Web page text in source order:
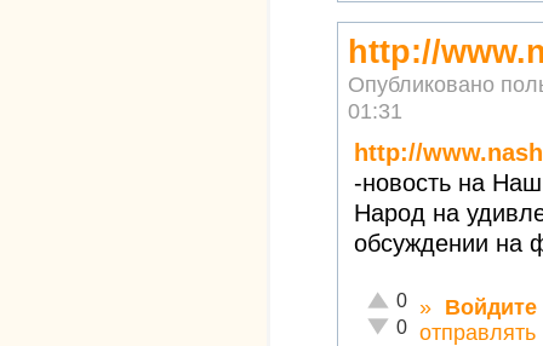
http://
Опубликовано
01:31
http://
-новость на
Народ на
обсуждении на
Отлично!
0
Неадекватно!
0
» Войдите